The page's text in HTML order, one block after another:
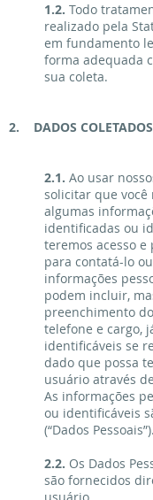
1.2. Todo
realizado pela
em fundamento
forma adequada
sua coleta.
2. DADOS COLETADOS
2.1. Ao usar
solicitar que você
algumas
identificadas ou
teremos acesso e
para contatá-lo
informações
podem incluir,
preenchimento
telefone e cargo,
identificáveis se
dado que possa
usuário através
As informações
ou identificáveis
(“Dados Pessoais”).
2.2. Os Dados
são fornecidos